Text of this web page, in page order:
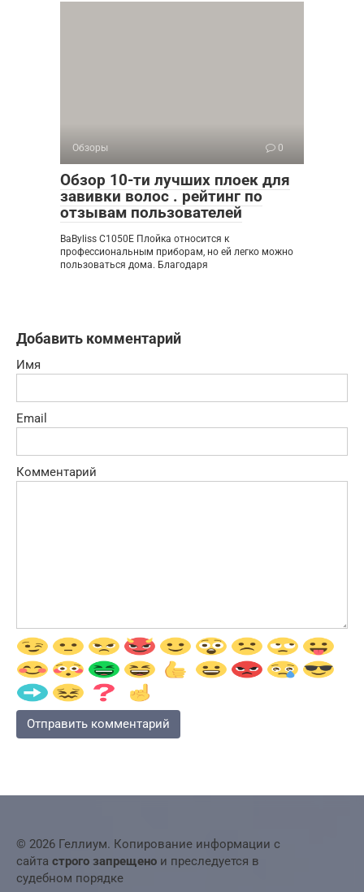
Обзоры 0
Обзор 10-ти лучших плоек для
завивки волос . рейтинг по
отзывам пользователей
BaByliss C1050E Плойка относится к
профессиональным приборам, но ей легко можно
пользоваться дома. Благодаря
Добавить комментарий
Имя
Email
Комментарий
© 2026 Геллиум. Копирование информации с
сайта строго запрещено и преследуется в
судебном порядке